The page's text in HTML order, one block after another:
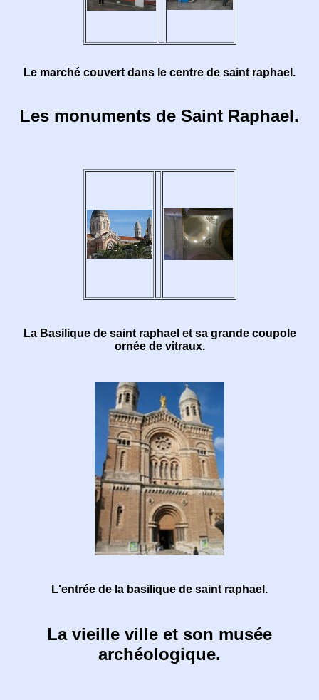
Le marché couvert dans le centre de saint raphael.
Les monuments de Saint Raphael.
La Basilique de saint raphael et sa grande coupole
ornée de vitraux.
L'entrée de la basilique de saint raphael.
La vieille ville et son musée
archéologique.